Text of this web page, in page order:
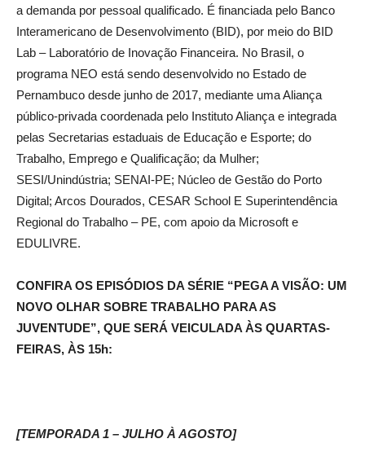
a demanda por pessoal qualificado. É financiada pelo Banco
Interamericano de Desenvolvimento (BID), por meio do BID
Lab – Laboratório de Inovação Financeira. No Brasil, o
programa NEO está sendo desenvolvido no Estado de
Pernambuco desde junho de 2017, mediante uma Aliança
público-privada coordenada pelo Instituto Aliança e integrada
pelas Secretarias estaduais de Educação e Esporte; do
Trabalho, Emprego e Qualificação; da Mulher;
SESI/Unindústria; SENAI-PE; Núcleo de Gestão do Porto
Digital; Arcos Dourados, CESAR School E Superintendência
Regional do Trabalho – PE, com apoio da Microsoft e
EDULIVRE.
CONFIRA OS EPISÓDIOS DA SÉRIE “PEGA A VISÃO: UM
NOVO OLHAR SOBRE TRABALHO PARA AS
JUVENTUDE”, QUE SERÁ VEICULADA ÀS QUARTAS-
FEIRAS, ÀS 15h:
[TEMPORADA 1 – JULHO À AGOSTO]